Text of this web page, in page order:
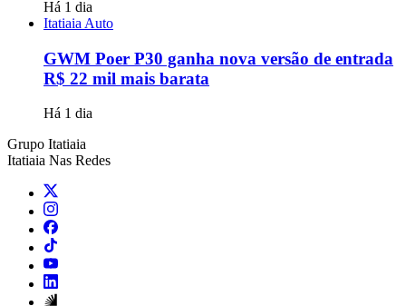
Há 1 dia
Itatiaia Auto
GWM Poer P30 ganha nova versão de entrada
R$ 22 mil mais barata
Há 1 dia
Grupo Itatiaia
Itatiaia Nas Redes